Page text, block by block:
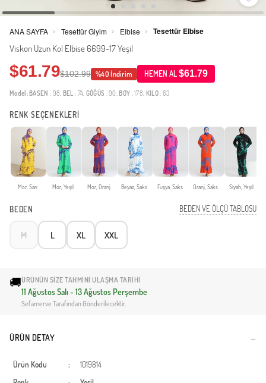
ANA SAYFA > Tesettür Giyim > Elbise > Tesettür Elbise
Viskon Uzun Kol Elbise 6699-17 Yeşil
$61.79$102.99 %40 İndirim HEMEN AL$61.79
Model: BASEN : 98, BEL : 74, GÖĞÜS : 90, BOY : 178, KILO: 63
RENK SEÇENEKLERİ
Mor, Sarı Mor, Yeşil Mor, Oranj Beyaz, Saks Fuşya, Saks Oranj, Saks Siyah, Yeşil
BEDEN BEDEN VE ÖLÇÜ TABLOSU
M L XL XXL
🚚ÜRÜNÜN SIZE TAHMINI ULAŞMA TARIHI
11 Ağustos Salı - 13 Ağustos Perşembe
Sefamerve Tarafından Gönderilecektir.
ÜRÜN DETAY
Ürün Kodu :
1019814